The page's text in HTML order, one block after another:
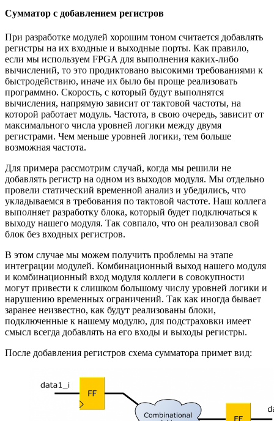
Сумматор с добавлением регистров
При разработке модулей хорошим тоном считается добавлять
регистры на их входные и выходные порты. Как правило,
если мы используем FPGA для выполнения каких-либо
вычислений, то это продиктовано высокими требованиями к
быстродействию, иначе их было бы проще реализовать
программно. Скорость, с который будут выполнятся
вычисления, напрямую зависит от тактовой частоты, на
которой работает модуль. Частота, в свою очередь, зависит от
максимального числа уровней логики между двумя
регистрами. Чем меньше уровней логики, тем больше
возможная частота.
Для примера рассмотрим случай, когда мы решили не
добавлять регистр на одном из выходов модуля. Мы отдельно
провели статический временной анализ и убедились, что
укладываемся в требования по тактовой частоте. Наш коллега
выполняет разработку блока, который будет подключаться к
выходу нашего модуля. Так совпало, что он реализовал свой
блок без входных регистров.
В этом случае мы можем получить проблемы на этапе
интеграции модулей. Комбинационный выход нашего модуля
и комбинационный вход модуля коллеги в совокупности
могут привести к слишком большому числу уровней логики и
нарушению временных ограничений. Так как иногда бывает
заранее неизвестно, как будут реализованы блоки,
подключенные к нашему модулю, для подстраховки имеет
смысл всегда добавлять на его входы и выходы регистры.
После добавления регистров схема сумматора примет вид: